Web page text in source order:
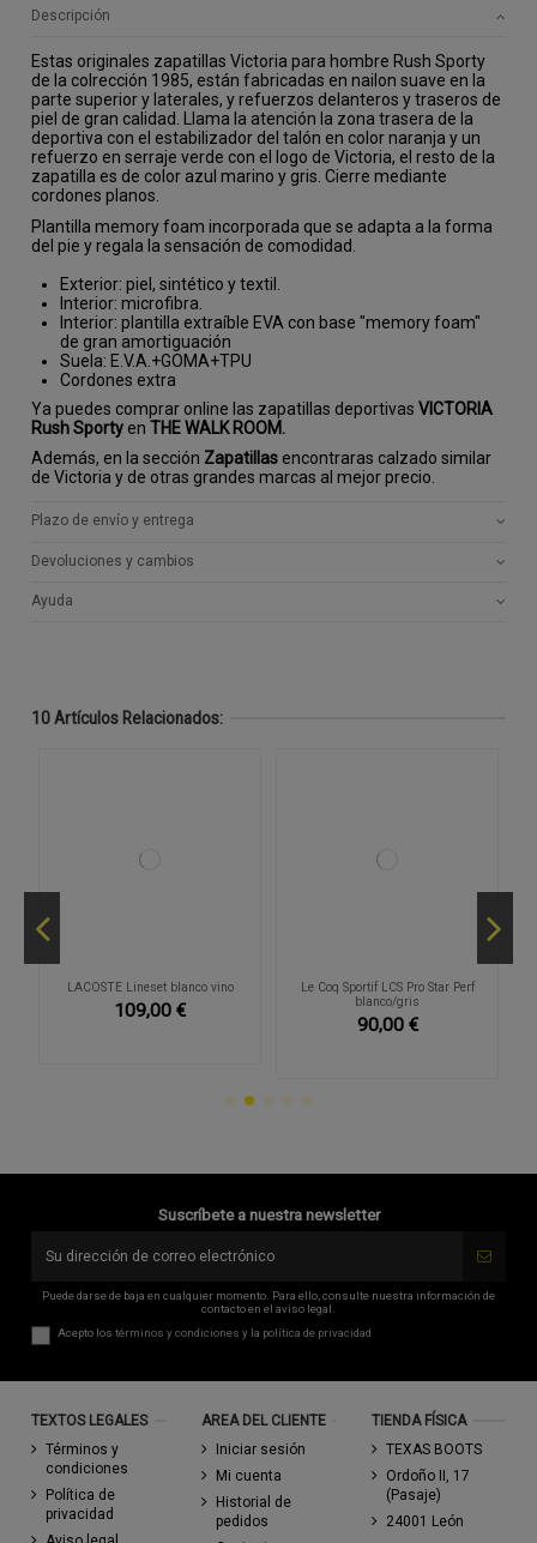
Descripción
Estas originales zapatillas Victoria para hombre Rush Sporty
de la colrección 1985, están fabricadas en nailon suave en la
parte superior y laterales, y refuerzos delanteros y traseros de
piel de gran calidad. Llama la atención la zona trasera de la
deportiva con el estabilizador del talón en color naranja y un
refuerzo en serraje verde con el logo de Victoria, el resto de la
zapatilla es de color azul marino y gris. Cierre mediante
cordones planos.
Plantilla memory foam incorporada que se adapta a la forma
del pie y regala la sensación de comodidad.
Exterior: piel, sintético y textil.
Interior: microfibra.
Interior: plantilla extraíble EVA con base "memory foam"
de gran amortiguación
Suela: E.V.A.+GOMA+TPU
Cordones extra
Ya puedes comprar online las zapatillas deportivasVICTORIA
Rush Sporty enTHE WALK ROOM.
Además, en la sección Zapatillas encontraras calzado similar
de Victoria y de otras grandes marcas al mejor precio.
Plazo de envío y entrega
Devoluciones y cambios
Ayuda
10 Artículos Relacionados:
LACOSTE Lineset blanco vino
109,00 €
Le Coq Sportif LCS Pro Star Perf
blanco/gris
90,00 €
Suscríbete a nuestra newsletter
Puede darse de baja en cualquier momento. Para ello, consulte nuestra información de
contacto en el aviso legal.
Acepto lostérminos y condiciones y la política de privacidad
TEXTOS LEGALES
Términos y
condiciones
Política de
privacidad
AREA DEL CLIENTE
Iniciar sesión
Mi cuenta
Historial de
pedidos
TIENDA FÍSICA
TEXAS BOOTS
Ordoño II, 17
(Pasaje)
24001 León